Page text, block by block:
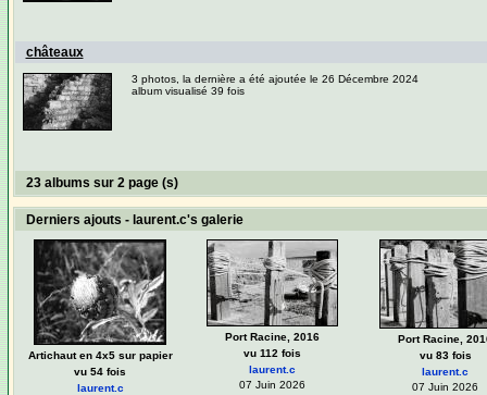
châteaux
3 photos, la dernière a été ajoutée le 26 Décembre 2024
album visualisé 39 fois
23 albums sur 2 page (s)
Derniers ajouts - laurent.c's galerie
Artichaut en 4x5 sur papier
vu 54 fois
laurent.c
Port Racine, 2016
vu 112 fois
laurent.c
07 Juin 2026
Port Racine,
vu 83 fois
laurent.c
07 Juin 2026